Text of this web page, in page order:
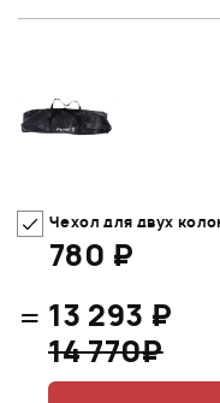
Чехол для двух
780 ₽
= 13 293 ₽
14 770₽